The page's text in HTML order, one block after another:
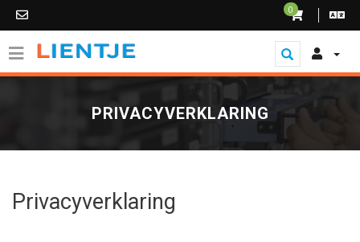
0
PRIVACYVERKLARING
Privacyverklaring